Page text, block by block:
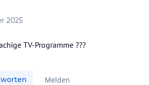
2025
TV-Programme ???
Melden